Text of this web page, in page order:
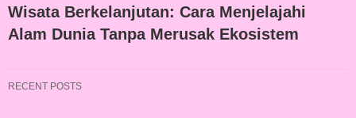
Wisata Berkelanjutan: Cara Menjelajahi
Alam Dunia Tanpa Merusak Ekosistem
RECENT POSTS